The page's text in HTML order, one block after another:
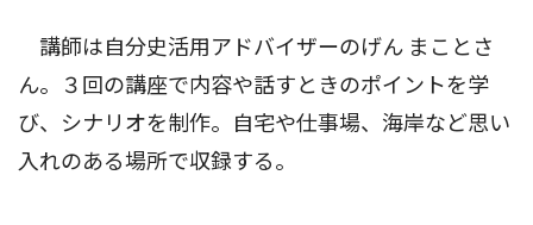
講師は自分史活用アドバイザーのげん まことさ
ん。３回の講座で内容や話すときのポイントを学
び、シナリオを制作。自宅や仕事場、海岸など思い
入れのある場所で収録する。